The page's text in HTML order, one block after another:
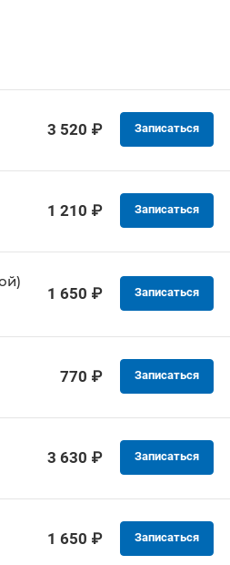
3 520 ₽ Записаться
1 210 ₽ Записаться
1 650 ₽ Записаться
770 ₽ Записаться
3 630 ₽ Записаться
1 650 ₽ Записаться